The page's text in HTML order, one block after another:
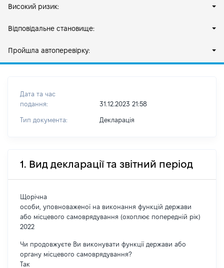
Високий ризик:
Відповідальне становище:
Пройшла автоперевірку:
Дата та час
подання:
31.12.2023 21:58
Тип документа: Декларація
1. Вид декларації та звітний період
Щорічна
особи, уповноваженої на виконання функцій держави
або місцевого самоврядування (охоплює попередній рік)
2022
Чи продовжуєте Ви виконувати функції держави або
органу місцевого самоврядування?
Так